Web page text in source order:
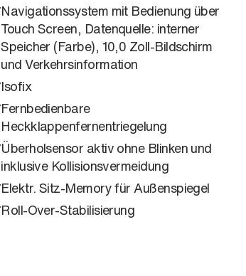
Navigationssystem mit Bedienung über
Touch Screen, Datenquelle: interner
Speicher (Farbe), 10,0 Zoll-Bildschirm
und Verkehrsinformation
Isofix
Fernbedienbare
Heckklappenfernentriegelung
Überholsensor aktiv ohne Blinken und
inklusive Kollisionsvermeidung
Elektr. Sitz-Memory für Außenspiegel
Roll-Over-Stabilisierung